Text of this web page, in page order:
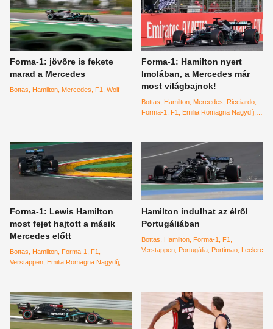
Forma-1: jövőre is fekete
marad a Mercedes
Bottas Hamilton Mercedes F1 Wolf
Forma-1: Hamilton nyert
Imolában, a Mercedes már
most világbajnok!
Bottas Hamilton Mercedes
Ricciardo
Forma-1
F1
Emilia Romagna Nagydíj
Forma-1: Lewis Hamilton
most fejet hajtott a másik
Mercedes előtt
Bottas Hamilton Forma-1
F1
Verstappen Emilia Romagna Nagydíj
Hamilton indulhat az élről
Portugáliában
Bottas Hamilton Forma-1
F1
Verstappen Portugália Portimao Leclerc